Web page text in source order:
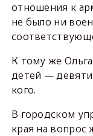
отношения к
не было ни
К тому же
детей — девяти
кого.
В городском
края на вопрос